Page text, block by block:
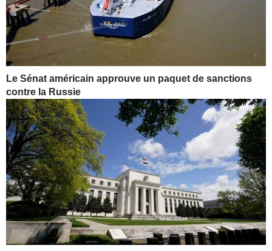
Le Sénat américain approuve un paquet de sanctions
contre la Russie